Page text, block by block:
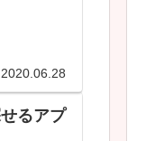
2020.06.28
るアプ